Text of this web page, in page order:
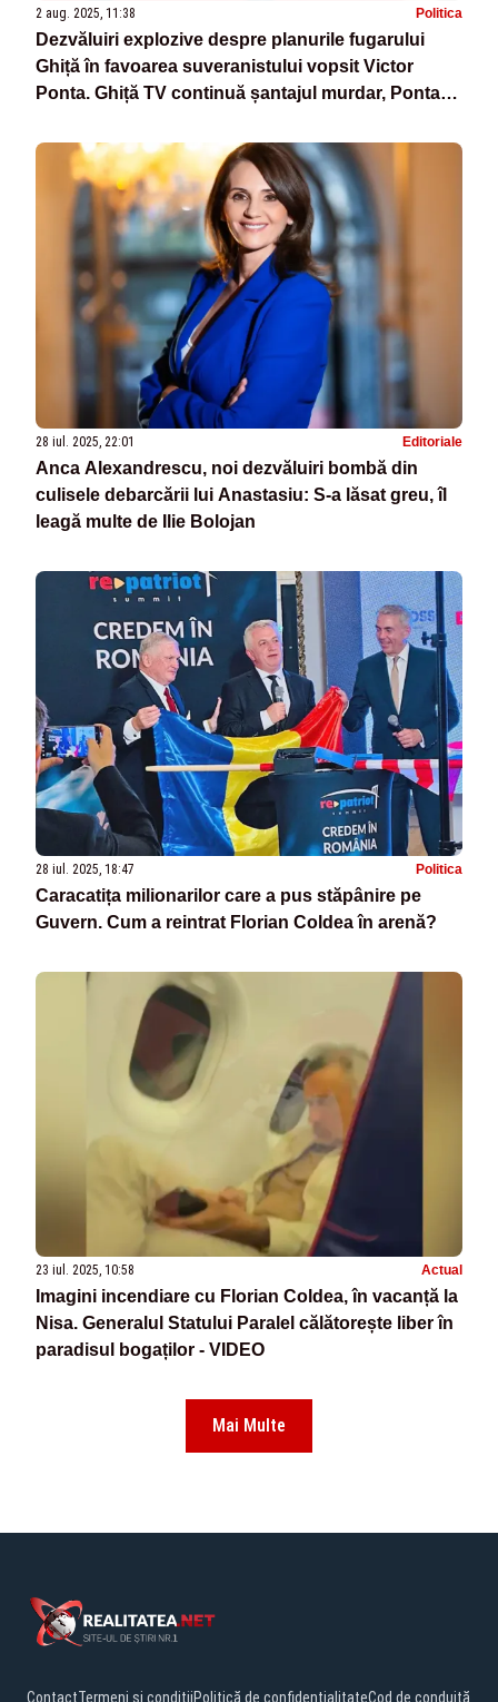
2 aug. 2025, 11:38 Politica
Dezvăluiri explozive despre planurile fugarului
Ghiță în favoarea suveranistului vopsit Victor
Ponta. Ghiță TV continuă șantajul murdar, Ponta
28 iul. 2025, 22:01 Editoriale
Anca Alexandrescu, noi dezvăluiri bombă din
culisele debarcării lui Anastasiu: S-a lăsat greu, îl
leagă multe de Ilie Bolojan
28 iul. 2025, 18:47 Politica
Caracatița milionarilor care a pus stăpânire pe
Guvern. Cum a reintrat Florian Coldea în arenă?
23 iul. 2025, 10:58 Actual
Imagini incendiare cu Florian Coldea, în vacanță la
Nisa. Generalul Statului Paralel călătorește liber în
paradisul bogaților - VIDEO
Mai Multe
ContactTermeni și condițiiPolitică de confidențialitateCod de conduită